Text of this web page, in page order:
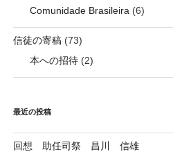
Comunidade Brasileira (6)
信徒の寄稿(73)
本への招待(2)
最近の投稿
回想 助任司祭 昌川 信雄